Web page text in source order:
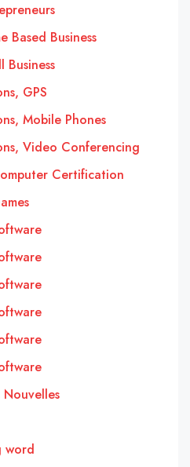
Based Business
Business
GPS
Mobile Phones
Video Conferencing
Certification
word